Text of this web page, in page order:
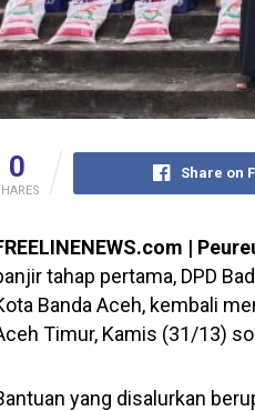
0 Share on
|
tahap pertama, DPD
Banda Aceh, kembali
Timur, Kamis (31/13)
yang disalurkan